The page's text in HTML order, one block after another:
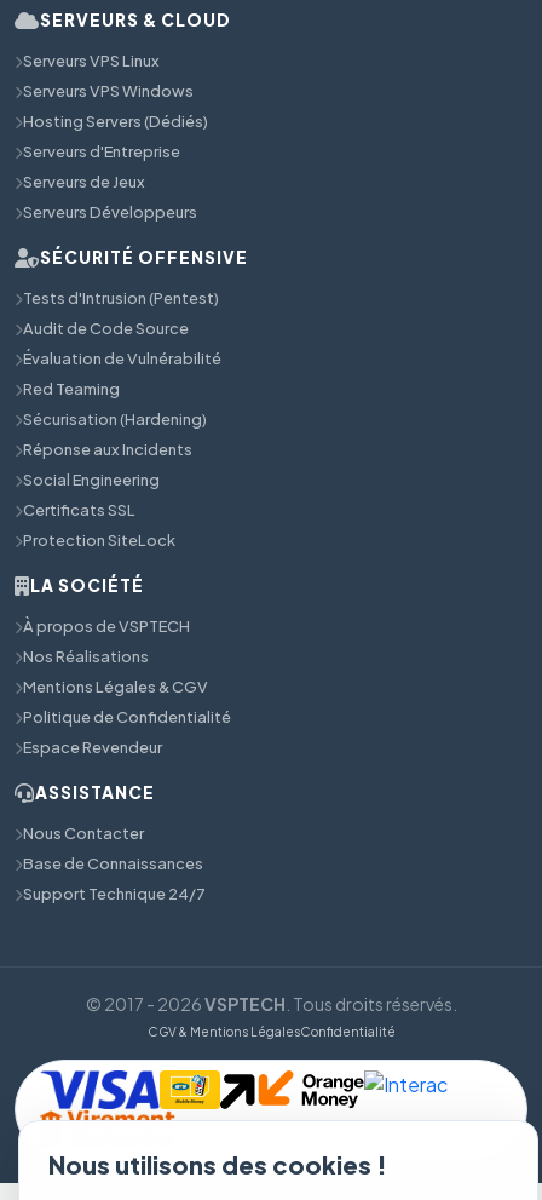
SERVEURS & CLOUD
Serveurs VPS Linux
Serveurs VPS Windows
Hosting Servers (Dédiés)
Serveurs d'Entreprise
Serveurs de Jeux
Serveurs Développeurs
SÉCURITÉ OFFENSIVE
Tests d'Intrusion (Pentest)
Audit de Code Source
Évaluation de Vulnérabilité
Red Teaming
Sécurisation (Hardening)
Réponse aux Incidents
Social Engineering
Certificats SSL
Protection SiteLock
LA SOCIÉTÉ
À propos de VSPTECH
Nos Réalisations
Mentions Légales & CGV
Politique de Confidentialité
Espace Revendeur
ASSISTANCE
Nous Contacter
Base de Connaissances
Support Technique 24/7
© 2017 - 2026VSPTECH . Tous droits réservés.
CGV & Mentions LégalesConfidentialité
Nous utilisons des cookies !